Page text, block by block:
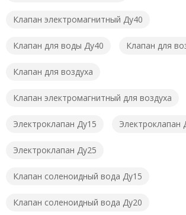
Клапан электромагнитный Ду40
Клапан для воды Ду40 Клапан для
Клапан для воздуха
Клапан электромагнитный для воздуха
Электроклапан Ду15 Электроклапан
Электроклапан Ду25
Клапан соленоидный вода Ду15
Клапан соленоидный вода Ду20